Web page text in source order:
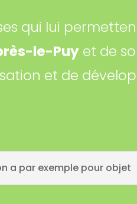
qui lui
le-Puyet de
et de
a par exemple pour objet